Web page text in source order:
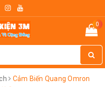
0
Cảm Biến Quang Omron